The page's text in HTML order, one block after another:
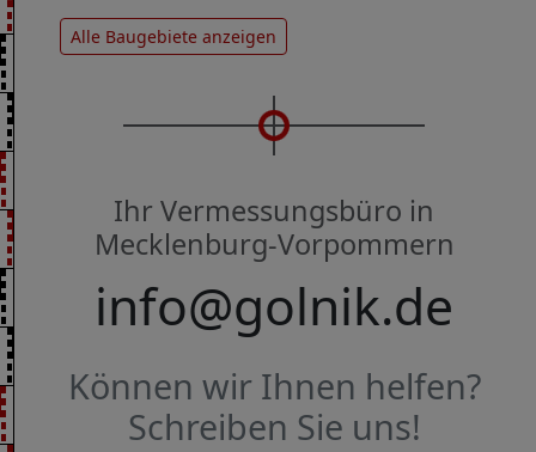
Alle Baugebiete anzeigen
Ihr Vermessungsbüro in
Mecklenburg-Vorpommern
info@golnik.de
Können wir Ihnen helfen?
Schreiben Sie uns!